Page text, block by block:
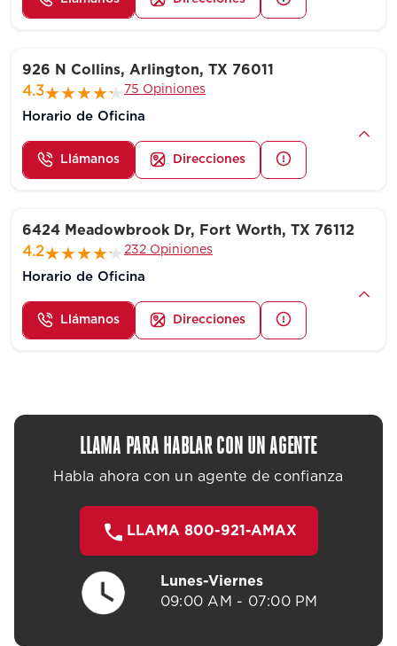
926 N Collins, Arlington, TX 76011
4.3
75 Opiniones
Horario de Oficina
Llámanos Direcciones
6424 Meadowbrook Dr, Fort Worth, TX 76112
4.2
232 Opiniones
Horario de Oficina
Llámanos Direcciones
LLAMA PARA HABLAR CON UN AGENTE
Habla ahora con un agente de confianza
LLAMA 800-921-AMAX
Lunes-Viernes
09:00 AM - 07:00 PM